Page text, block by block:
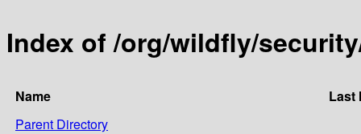
Index of /org/wildfly/
Name
Last
Parent Directory